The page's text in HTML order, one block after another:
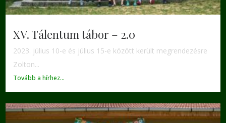
XV. Tálentum tábor – 2.0
2023. július 10-e és július 15-e között került megrendezésre
Zolton...
Tovább a hírhez...